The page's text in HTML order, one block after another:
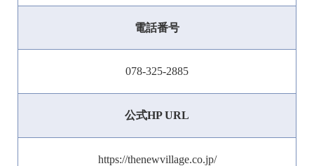
電話番号
078-325-2885
公式HP URL
https://thenewvillage.co.jp/